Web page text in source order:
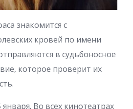
знакомится с
кровей по имени
в судьбоносное
которое проверит их
Во всех кинотеатрах